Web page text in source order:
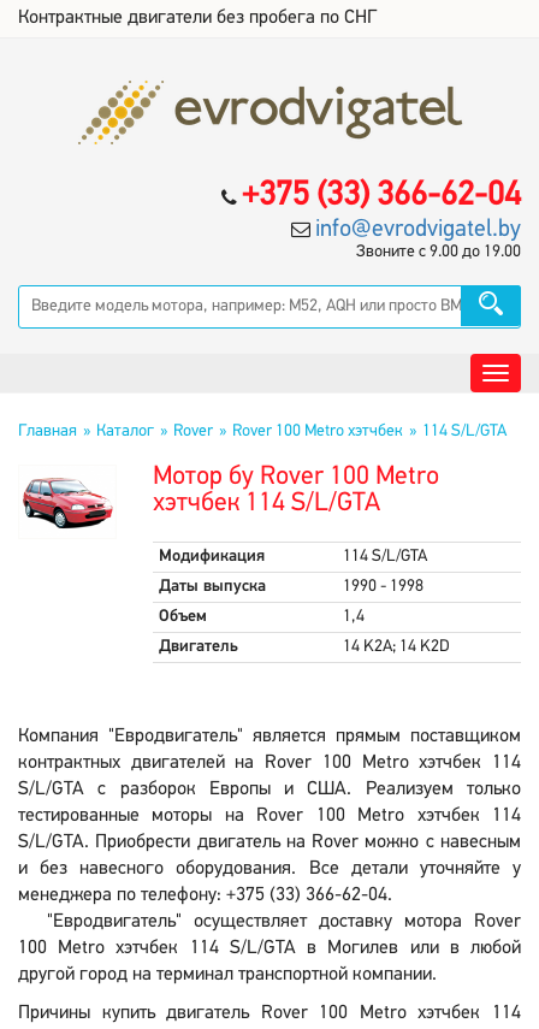
Контрактные двигатели без пробега по СНГ
+375 (33) 366-62-04
info@evrodvigatel.by
Звоните с 9.00 до 19.00
Главная Каталог Rover Rover 100 Metro хэтчбек 114 S/L/GTA
Мотор бу Rover 100 Metro
хэтчбек 114 S/L/GTA
Модификация
114 S/L/GTA
Даты выпуска
1990 - 1998
Объем
1,4
Двигатель
14 K2A; 14 K2D
Компания "Евродвигатель" является прямым поставщиком
контрактных двигателей на Rover 100 Metro хэтчбек 114
S/L/GTA с разборок Европы и США. Реализуем только
тестированные моторы на Rover 100 Metro хэтчбек 114
S/L/GTA. Приобрести двигатель на Rover можно с навесным
и без навесного оборудования. Все детали уточняйте у
менеджера по телефону: +375 (33) 366-62-04.
"Евродвигатель" осуществляет доставку мотора Rover
100 Metro хэтчбек 114 S/L/GTA в Могилев или в любой
другой город на терминал транспортной компании.
Причины купить двигатель Rover 100 Metro хэтчбек 114